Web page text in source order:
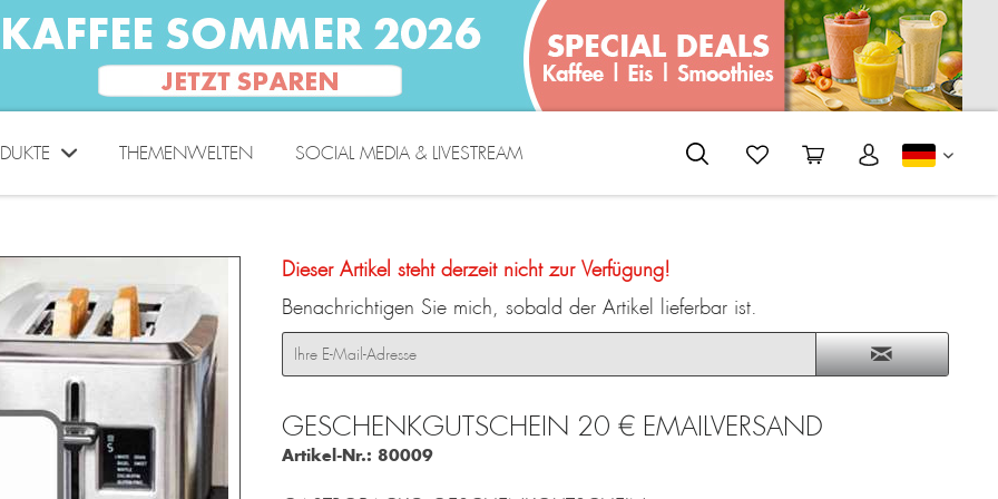
THEMENWELTEN SOCIAL MEDIA & LIVESTREAM
Dieser Artikel steht derzeit nicht zur Verfügung!
Benachrichtigen Sie mich, sobald der Artikel lieferbar ist.
GESCHENKGUTSCHEIN 20 € EMAILVERSAND
Artikel-Nr.: 80009